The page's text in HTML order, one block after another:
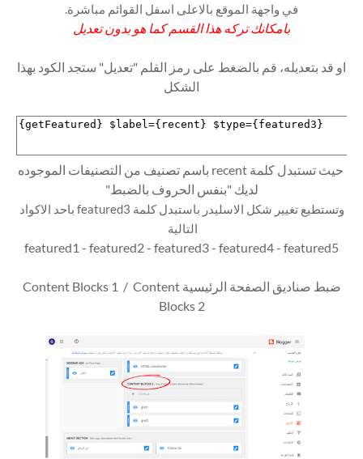
في واجهة الموقع بالاعلى اسفل القوائم مباشرة.
بامكانك تركه هذا القسم كما هو بدون تعديل
او قد بتعديله، قم بالضغط على رمز القلم "تعديل" ستجد الكود بهذا
الشكل
حيث تستبدل كلمة recent باسم تصنيف من التصنيفات الموجوده
لديك "بنفس الحروف بالضبط"
وتستطيع تغيير شكل الاسليدر باستبدل كلمة featured3 باحد الاكواد
التالية
featured1 - featured2 - featured3 - featured4 - featured5
ضبط صناديق الصفحة الرئيسية Content Blocks 1 / Content
Blocks 2